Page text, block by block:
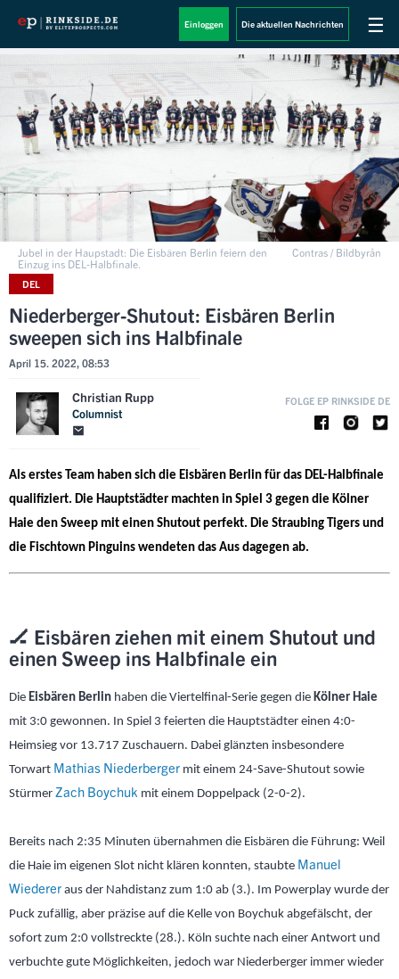
☰
Die aktuellen Nachrichten
Einloggen
Jubel in der Haupstadt: Die Eisbären Berlin feiern den
Einzug ins DEL-Halbfinale.
Contras / Bildbyrån
DEL
Niederberger-Shutout: Eisbären Berlin
sweepen sich ins Halbfinale
April 15. 2022, 08:53
Christian Rupp
Columnist
FOLGE EP RINKSIDE DE
Als erstes Team haben sich die Eisbären Berlin für das DEL-Halbfinale
qualifiziert. Die Hauptstädter machten in Spiel 3 gegen die Kölner
Haie den Sweep mit einen Shutout perfekt. Die Straubing Tigers und
die Fischtown Pinguins wendeten das Aus dagegen ab.
🏒 Eisbären ziehen mit einem Shutout und
einen Sweep ins Halbfinale ein
Die Eisbären Berlin haben die Viertelfinal-Serie gegen die Kölner Haie
mit 3:0 gewonnen. In Spiel 3 feierten die Hauptstädter einen 4:0-
Heimsieg vor 13.717 Zuschauern. Dabei glänzten insbesondere
Torwart Mathias Niederberger mit einem 24-Save-Shutout sowie
Stürmer Zach Boychuk mit einem Doppelpack (2-0-2).
Bereits nach 2:35 Minuten übernahmen die Eisbären die Führung: Weil
die Haie im eigenen Slot nicht klären konnten, staubte Manuel
Wiederer aus der Nahdistanz zum 1:0 ab (3.). Im Powerplay wurde der
Puck zufällig, aber präzise auf die Kelle von Boychuk abgefälscht, der
sofort zum 2:0 vollstreckte (28.). Köln suchte nach einer Antwort und
verbuchte gute Möglichkeiten, jedoch war Niederberger immer wieder